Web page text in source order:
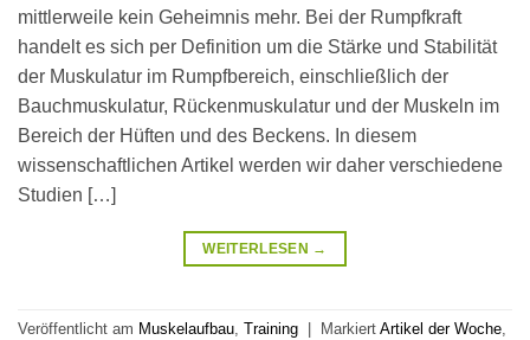
mittlerweile kein Geheimnis mehr. Bei der Rumpfkraft
handelt es sich per Definition um die Stärke und Stabilität
der Muskulatur im Rumpfbereich, einschließlich der
Bauchmuskulatur, Rückenmuskulatur und der Muskeln im
Bereich der Hüften und des Beckens. In diesem
wissenschaftlichen Artikel werden wir daher verschiedene
Studien […]
WEITERLESEN →
Veröffentlicht am Muskelaufbau, Training Markiert Artikel der Woche,